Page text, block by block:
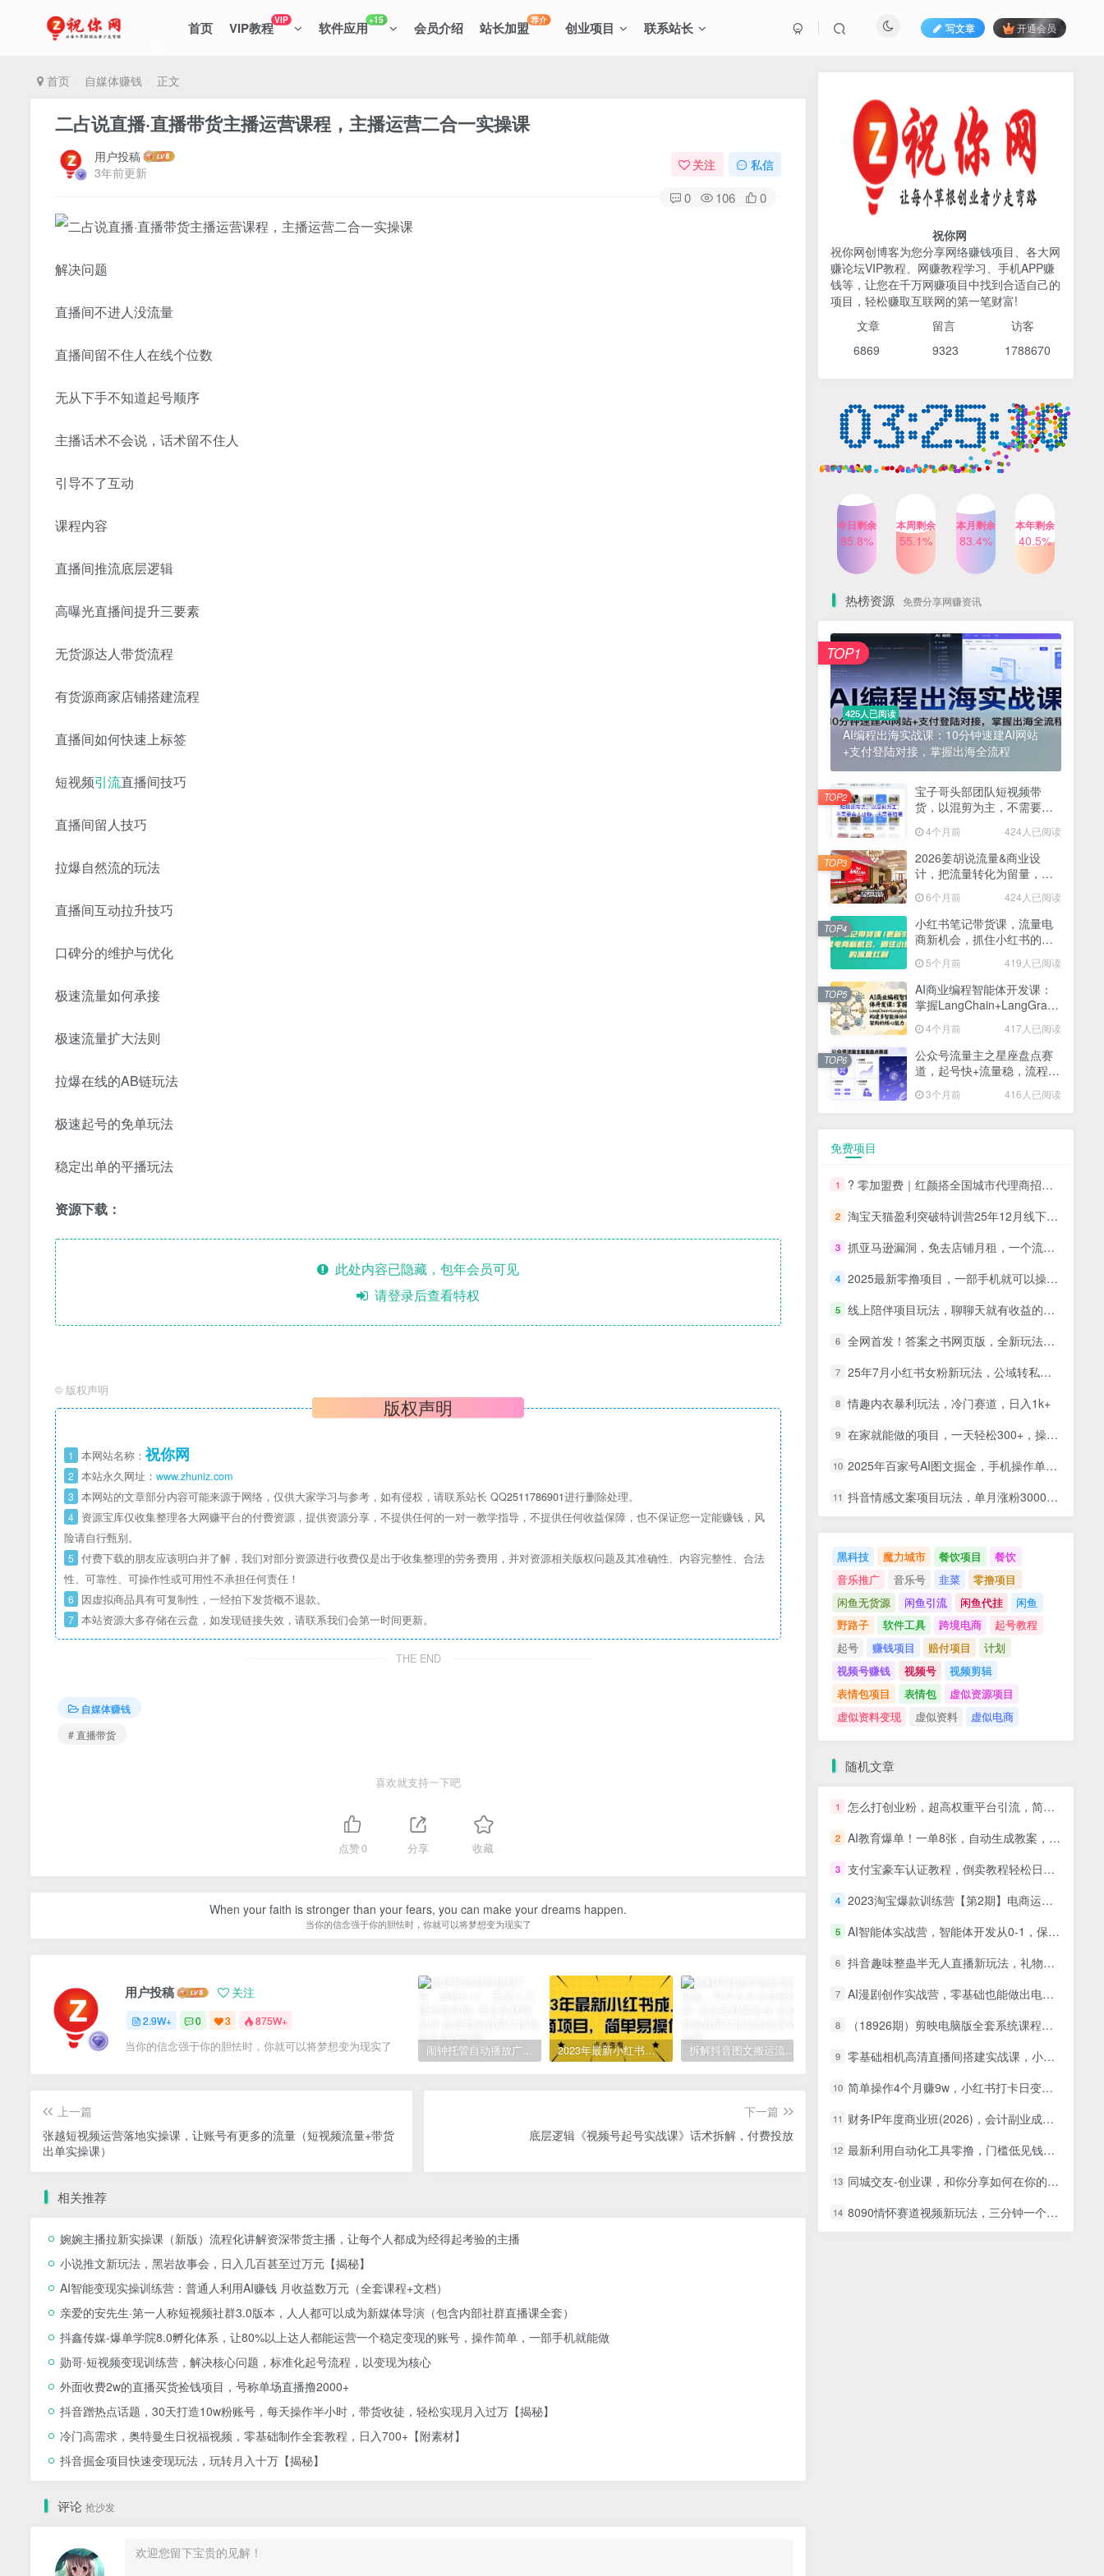
首页 VIP教程VIP 软件应用+15 会员介绍 站长加盟荐介 创业项目 联系站长 写文章 开通会员
首页 自媒体赚钱 正文
二占说直播·直播带货主播运营课程，主播运营二合一实操课
用户投稿
3年前更新
关注 私信
0 106 0
解决问题
直播间不进人没流量
直播间留不住人在线个位数
无从下手不知道起号顺序
主播话术不会说，话术留不住人
引导不了互动
课程内容
直播间推流底层逻辑
高曝光直播间提升三要素
无货源达人带货流程
有货源商家店铺搭建流程
直播间如何快速上标签
短视频引流直播间技巧
直播间留人技巧
拉爆自然流的玩法
直播间互动拉升技巧
口碑分的维护与优化
极速流量如何承接
极速流量扩大法则
拉爆在线的AB链玩法
极速起号的免单玩法
稳定出单的平播玩法
资源下载：
此处内容已隐藏，包年会员可见
请登录后查看特权
© 版权声明
版权声明
1 本网站名称： 祝你网
2 本站永久网址： www.zhuniz.com
3 本网站的文章部分内容可能来源于网络，仅供大家学习与参考，如有侵权，请联系站长 QQ2511786901进行删除处理。
4 资源宝库仅收集整理各大网赚平台的付费资源，提供资源分享，不提供任何的一对一教学指导，不提供任何收益保障，也不保证您一定能赚钱，风
险请自行甄别。
5 付费下载的朋友应该明白并了解，我们对部分资源进行收费仅是出于收集整理的劳务费用，并对资源相关版权问题及其准确性、内容完整性、合法
性、可靠性、可操作性或可用性不承担任何责任！
6 因虚拟商品具有可复制性，一经拍下发货概不退款。
7 本站资源大多存储在云盘，如发现链接失效，请联系我们会第一时间更新。
THE END
自媒体赚钱
# 直播带货
喜欢就支持一下吧
点赞0 分享 收藏
When your faith is stronger than your fears, you can make your dreams happen.
当你的信念强于你的胆怯时，你就可以将梦想变为现实了
用户投稿 关注
2.9W+ 0 3 875W+
当你的信念强于你的胆怯时，你就可以将梦想变为现实了 闹钟托管自动播放广告，单机5-10，无需人工操作 2023年最新小红书成人电商项目，简单易操作【详细教程】 拆解抖音图文搬运流量掘金，可日入小几百 快手星火计划项目玩法，零门槛，单视频收益5000+，保姆级教程
上一篇
张越短视频运营落地实操课，让账号有更多的流量（短视频流量+带货
出单实操课）
下一篇
底层逻辑《视频号起号实战课》话术拆解，付费投放
相关推荐
婉婉主播拉新实操课（新版）流程化讲解资深带货主播，让每个人都成为经得起考验的主播
小说推文新玩法，黑岩故事会，日入几百甚至过万元【揭秘】
AI智能变现实操训练营：普通人利用AI赚钱 月收益数万元（全套课程+文档）
亲爱的安先生·第一人称短视频社群3.0版本，人人都可以成为新媒体导演（包含内部社群直播课全套）
抖鑫传媒-爆单学院8.0孵化体系，让80%以上达人都能运营一个稳定变现的账号，操作简单，一部手机就能做
勋哥·短视频变现训练营，解决核心问题，标准化起号流程，以变现为核心
外面收费2w的直播买货捡钱项目，号称单场直播撸2000+
抖音蹭热点话题，30天打造10w粉账号，每天操作半小时，带货收徒，轻松实现月入过万【揭秘】
冷门高需求，奥特曼生日祝福视频，零基础制作全套教程，日入700+【附素材】
抖音掘金项目快速变现玩法，玩转月入十万【揭秘】
评论 抢沙发
425人已阅读
AI编程出海实战课：10分钟速建AI网站
+支付登陆对接，掌握出海全流程
TOP1
宝子哥头部团队短视频带
货，以混剪为主，不需要真
人出镜，不需要拍摄【更新
26年3月】
4个月前 424人已阅读
TOP2
计，把流量转化为留量，设
小红书笔记带货课，流量电
商新机会，抓住小红书的流
量红利(更新26年2月)
5个月前 419人已阅读
TOP4
AI商业编程智能体开发课：
TOP5
公众号流量主之星座盘点赛
道，起号快+流量稳，流程简
单，适合新手操作
3个月前 416人已阅读
TOP6
1 ? 零加盟费｜红颜搭全国城市代理商招募正式启动！
2 淘宝天猫盈利突破特训营25年12月线下课，系统性的深度剖析电商企业经营之道，打造电商标准化运营体系
3 抓亚马逊漏洞，免去店铺月租，一个流量大竞争小，让你有机会成大卖的赛道
2025最新零撸项目，一部手机就可以操作，20秒一单，零投入纯薅羊毛，无门槛，一天200+【揭秘】
5 线上陪伴项目玩法，聊聊天就有收益的项目，一个月收益5000+
6 全网首发！答案之书网页版，全新玩法，搭配文档和网页，日入1k+零门槛小白首选副业
7 25年7月小红书女粉新玩法，公域转私域变现，日轻松变现2张+，5分钟简单复制好上手
8 情趣内衣暴利玩法，冷门赛道，日入1k+
9 在家就能做的项目，一天轻松300+，操作简单上手快
10 2025年百家号AI图文掘金，手机操作单号月入4-5位数，低门槛【附指令+工具】
抖音情感文案项目玩法，单月涨粉3000+，新手小白也能做
祝你网
祝你网创博客为您分享网络赚钱项目、各大网
赚论坛VIP教程、网赚教程学习、手机APP赚
钱等，让您在千万网赚项目中找到合适自己的
项目，轻松赚取互联网的第一笔财富!
文章 留言 访客
6869 9323 1788670
今日剩余
85.8%
本周剩余
55.1%
本月剩余
83.4%
本年剩余
40.5%
热榜资源 免费分享网赚资讯
425人已阅读
AI编程出海实战课：10分钟速建AI网站
+支付登陆对接，掌握出海全流程
TOP1
宝子哥头部团队短视频带
货，以混剪为主，不需要真
26年3月】
4个月前 424人已阅读
TOP2
2026姜胡说流量&商业设
计，把流量转化为留量，设
6个月前 424人已阅读
TOP3
小红书笔记带货课，流量电
商新机会，抓住小红书的流
5个月前 419人已阅读
TOP4
AI商业编程智能体开发课：
掌握LangChain+LangGraph
心能力
4个月前 417人已阅读
TOP5
公众号流量主之星座盘点赛
道，起号快+流量稳，流程简
3个月前 416人已阅读
TOP6
免费项目
1 ? 零加盟费｜红颜搭全国城市代理商招募正式启动！
2 淘宝天猫盈利突破特训营25年12月线下课，系统性的深度剖析电商企业经营之道，打造电商标准化运营体系
3 抓亚马逊漏洞，免去店铺月租，一个流量大竞争小，让你有机会成大卖的赛道
4 2025最新零撸项目，一部手机就可以操作，20秒一单，零投入纯薅羊毛，无门槛，一天200+【揭秘】
5 线上陪伴项目玩法，聊聊天就有收益的项目，一个月收益5000+
6 全网首发！答案之书网页版，全新玩法，搭配文档和网页，日入1k+零门槛小白首选副业
7 25年7月小红书女粉新玩法，公域转私域变现，日轻松变现2张+，5分钟简单复制好上手
8 情趣内衣暴利玩法，冷门赛道，日入1k+
9 在家就能做的项目，一天轻松300+，操作简单上手快
10 2025年百家号AI图文掘金，手机操作单号月入4-5位数，低门槛【附指令+工具】
11 抖音情感文案项目玩法，单月涨粉3000+，新手小白也能做
黑科技 魔力城市 餐饮项目
餐饮
音乐推广
音乐号 韭菜
零撸项目
闲鱼无货源
闲鱼引流 闲鱼代挂
闲鱼
野路子
软件工具 跨境电商
起号教程
起号
赚钱项目 赔付项目
计划
视频号赚钱
视频号
视频剪辑
表情包项目
表情包
虚似资源项目
虚似资料变现
虚似资料 虚似电商
随机文章
1 怎么打创业粉，超高权重平台引流，简书AI搬运引流精准创业粉，单人日引500+精准流量
2 AI教育爆单！一单8张，自动生成教案，全程派单，小白照赚
3 支付宝豪车认证教程，倒卖教程轻松日入300+还有助于提升芝麻分【揭秘】
4 2023淘宝爆款训练营【第2期】电商运营的必修课，学习爆款思路 实现利润增长
5 AI智能体实战营，智能体开发从0-1，保姆级教程快速掌握
6 抖音趣味整蛊半无人直播新玩法，礼物收益一天1000+小白也能操作
7 AI漫剧创作实战营，零基础也能做出电影质感AI短漫剧，把创意真正落地为可传播的成品
8 （18926期）剪映电脑版全套系统课程，从零讲解软件各项功能，结合海量实战案例培养专业剪辑思维
9 零基础相机高清直播间搭建实战课，小白也能轻松上手，快速搭建出高清专业的直播间
10 简单操作4个月赚9w，小红书打卡日变现1k，一个被忽视的暴力项目
11 财务IP年度商业班(2026)，会计副业成长营，成为一个领域的专家
12 最新利用自动化工具零撸，门槛低见钱快，批量操作轻松日赚200+【附工具】
13 同城交友-创业课，和你分享如何在你的城市，进行一场同城交友-创业
14 8090情怀赛道视频新玩法，三分钟一个作品，无脑搬运小白月入1w+【揭秘】